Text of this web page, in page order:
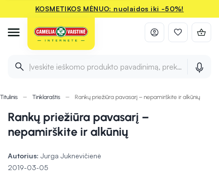
KOSMETIKOS MĖNUO: nuolaidos iki -50%!
Įveskite ieškomo produkto pavadinimą, prekės ženklą ir
Titulinis Tinklaraštis Rankų priežiūra pavasarį – nepamirškite ir alkūnių
Rankų priežiūra pavasarį –
nepamirškite ir alkūnių
Autorius: Jurga Juknevičienė
2019-03-05